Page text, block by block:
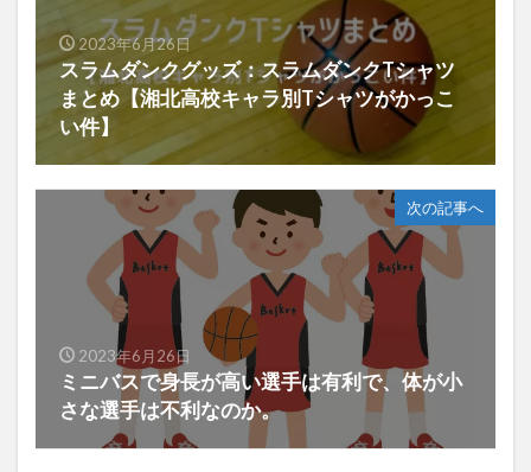
2023年6月26日
スラムダンクグッズ：スラムダンクTシャツ
まとめ【湘北高校キャラ別Tシャツがかっこ
い件】
次の記事へ
2023年6月26日
ミニバスで身長が高い選手は有利で、体が小
さな選手は不利なのか。